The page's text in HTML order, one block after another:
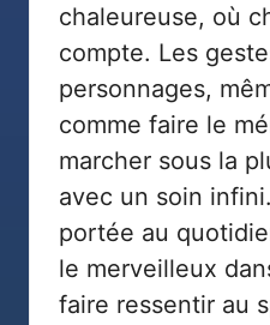
chaleureuse, où
compte. Les
personnages,
comme faire le
marcher sous la
avec un soin
portée au
le merveilleux
faire ressentir au